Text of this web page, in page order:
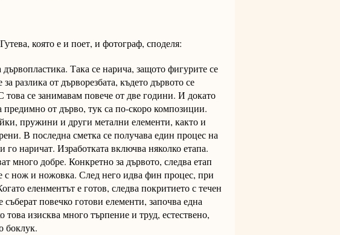
която е и поет, и фотограф, споделя:
Така се нарича, защото фигурите се
разлика от дърворезбата, където дървото се
това се занимавам повече от две години. И докато
предимно от дърво, тук са по-скоро композиции.
пружини и други метални елементи, както и
В последна сметка се получава един процес на
наричат. Изработката включва няколко етапа.
много добре. Конкретно за дървото, следва етап
с нож и ножовка. След него идва фин процес, при
еленментът е готов, следва покритието с течен
повечко готови елементи, започва една
изисква много търпение и труд, естествено,
боклук.